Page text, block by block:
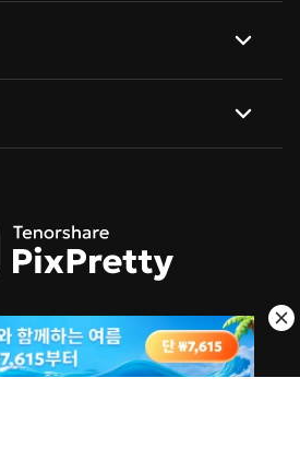
최신 소식을 받아보세요
지기